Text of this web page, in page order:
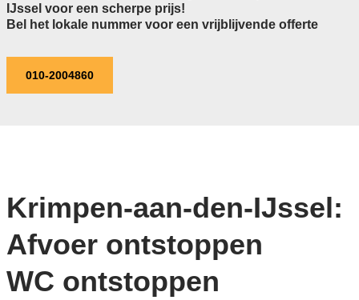
IJssel voor een scherpe prijs!
Bel het lokale nummer voor een vrijblijvende offerte
010-2004860
Krimpen-aan-den-IJssel:
Afvoer ontstoppen
WC ontstoppen